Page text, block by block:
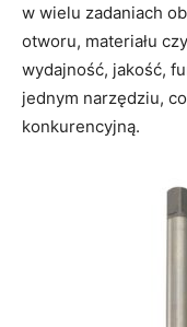
w wielu zadaniach
otworu, materiału
wydajność, jakość,
jednym narzędziu,
konkurencyjną.